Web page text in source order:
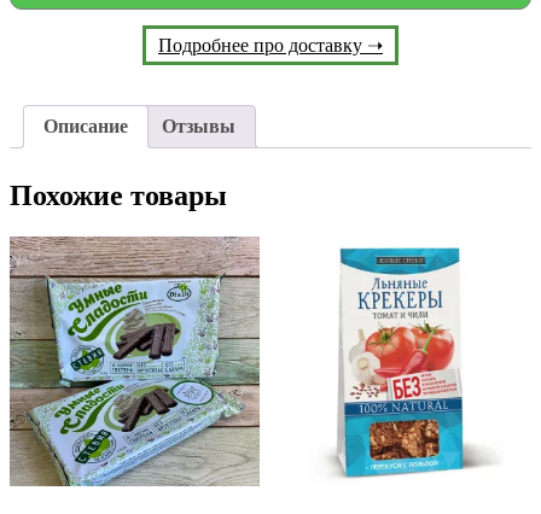
Подробнее про доставку ➝
Описание Отзывы
Похожие товары